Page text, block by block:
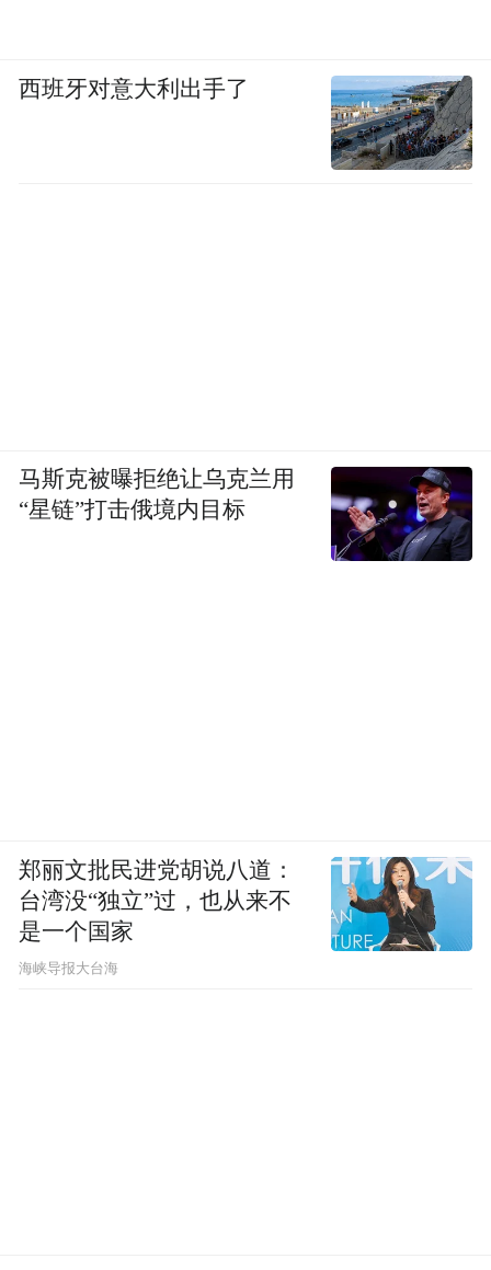
西班牙对意大利出手了
马斯克被曝拒绝让乌克兰用
“星链”打击俄境内目标
郑丽文批民进党胡说八道：
台湾没“独立”过，也从来不
是一个国家
​海峡导报大台海